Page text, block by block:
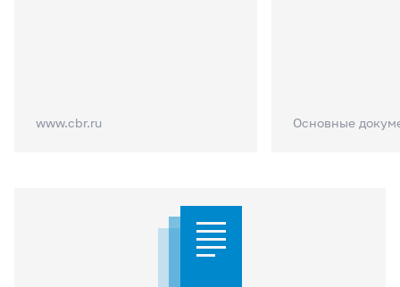
www.cbr.ru Основные